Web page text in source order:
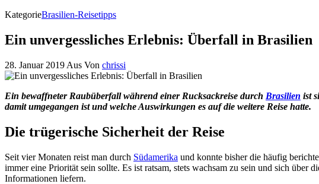
KategorieBrasilien-Reisetipps
Ein unvergessliches Erlebnis: Überfall in Brasilien
28. Januar 2019 Aus Von chrissi
Ein bewaffneter Raubüberfall während einer Rucksackreise durch Brasilien ist
damit umgegangen ist und welche Auswirkungen es auf die weitere Reise hatte.
Die trügerische Sicherheit der Reise
Seit vier Monaten reist man durch Südamerika und konnte bisher die häufig
immer eine Priorität sein sollte. Es ist ratsam, stets wachsam zu sein und sich
Informationen liefern.